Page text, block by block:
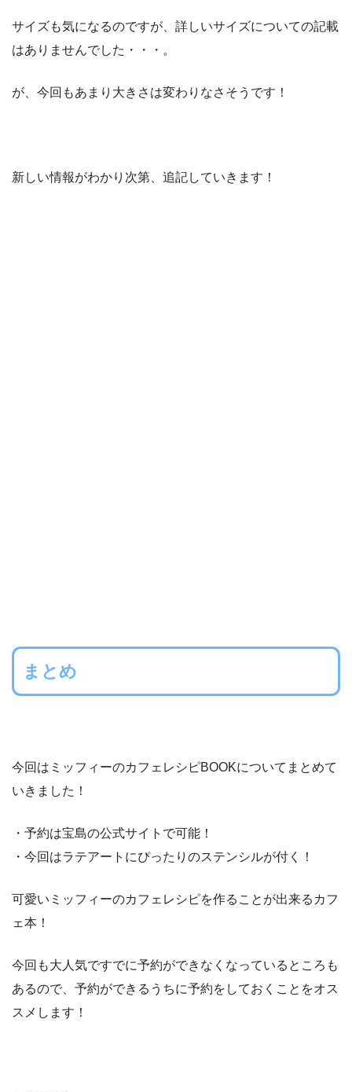
サイズも気になるのですが、詳しいサイズについての記載
はありませんでした・・・。
が、今回もあまり大きさは変わりなさそうです！
新しい情報がわかり次第、追記していきます！
まとめ
今回はミッフィーのカフェレシピBOOKについてまとめて
いきました！
・予約は宝島の公式サイトで可能！
・今回はラテアートにぴったりのステンシルが付く！
可愛いミッフィーのカフェレシピを作ることが出来るカフ
ェ本！
今回も大人気ですでに予約ができなくなっているところも
あるので、予約ができるうちに予約をしておくことをオス
スメします！